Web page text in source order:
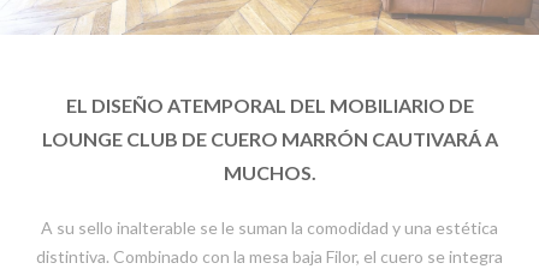
EL DISEÑO ATEMPORAL DEL MOBILIARIO DE
LOUNGE CLUB DE CUERO MARRÓN CAUTIVARÁ A
MUCHOS.
A su sello inalterable se le suman la comodidad y una estética
distintiva. Combinado con la mesa baja Filor, el cuero se integra